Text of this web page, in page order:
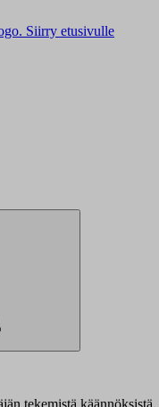
Siirry etusivulle
tekemistä käännöksistä.